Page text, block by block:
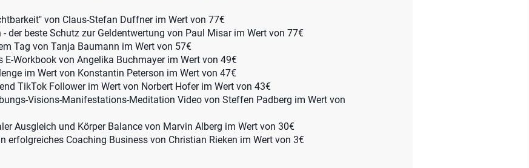
von Claus-Stefan Duffner im Wert von 77€
der beste Schutz zur Geldentwertung von Paul Misar im Wert von 77€
Tag von Tanja Baumann im Wert von 57€
E-Workbook von Angelika Buchmayer im Wert von 49€
im Wert von Konstantin Peterson im Wert von 47€
TikTok Follower im Wert von Norbert Hofer im Wert von 43€
Visions-Manifestations-Meditation Video von Steffen Padberg im Wert von
Ausgleich und Körper Balance von Marvin Alberg im Wert von 30€
erfolgreiches Coaching Business von Christian Rieken im Wert von 3€